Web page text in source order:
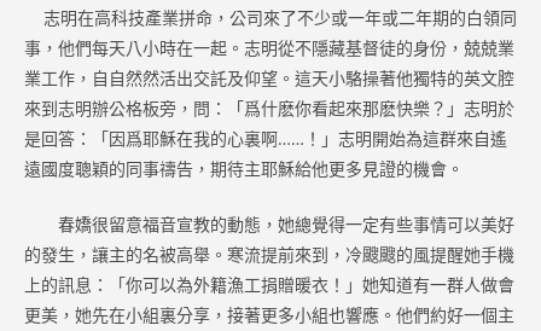
志明在高科技產業拼命，公司來了不少或一年或二年期的白領同
事，他們每天八小時在一起。志明從不隱藏基督徒的身份，兢兢業
業工作，自自然然活出交託及仰望。這天小駱操著他獨特的英文腔
來到志明辦公格板旁，問：「爲什麽你看起來那麽快樂？」志明於
是回答：「因爲耶穌在我的心裏啊……！」志明開始為這群來自遙
遠國度聰穎的同事禱告，期待主耶穌給他更多見證的機會。
春嬌很留意福音宣教的動態，她總覺得一定有些事情可以美好
的發生，讓主的名被高舉。寒流提前來到，冷颼颼的風提醒她手機
上的訊息：「你可以為外籍漁工捐贈暖衣！」她知道有一群人做會
更美，她先在小組裏分享，接著更多小組也響應。他們約好一個主